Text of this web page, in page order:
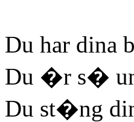
Du har
Du �r s�
Du st�ng